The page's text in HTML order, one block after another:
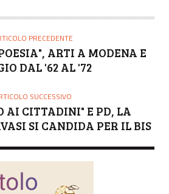
PRECEDENTE
ARTI A MODENA E
DAL '62 AL '72
SUCCESSIVO
AI CITTADINI" E PD, LA
SI CANDIDA PER IL BIS